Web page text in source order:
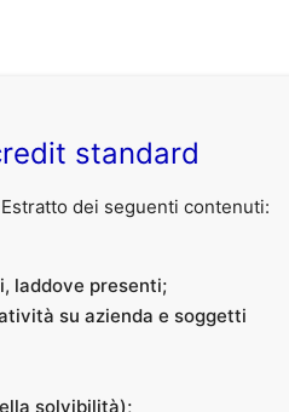
standard
dei seguenti contenuti:
laddove presenti;
su azienda e soggetti
solvibilità);